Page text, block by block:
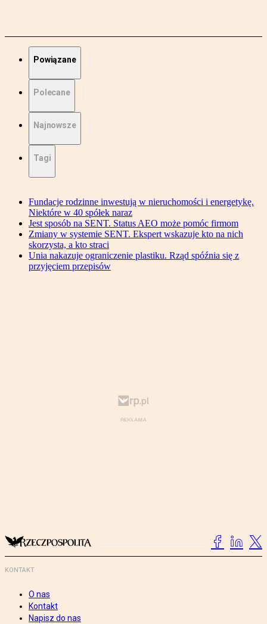
Powiązane
Polecane
Najnowsze
Tagi
Fundacje rodzinne inwestują w nieruchomości i energetykę.
Niektóre w 40 spółek naraz
Jest sposób na SENT. Status AEO może pomóc firmom
Zmiany w systemie SENT. Ekspert wskazuje kto na nich
skorzysta, a kto straci
Unia nakazuje ograniczenie plastiku. Rząd spóźnia się z
przyjęciem przepisów
KONTAKT
O nas
Kontakt
Napisz do nas